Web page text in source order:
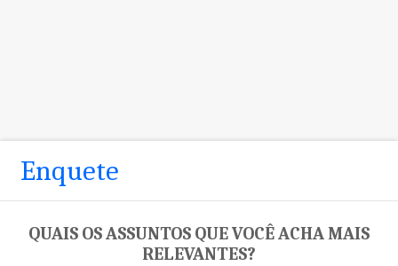
Enquete
QUAIS OS ASSUNTOS QUE VOCÊ ACHA MAIS
RELEVANTES?